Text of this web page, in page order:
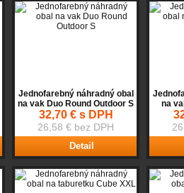
Jednofarebný náhradný obal
na vak Duo Round Outdoor S
32,70 € s DPH
26,58 € bez DPH
Detail
na